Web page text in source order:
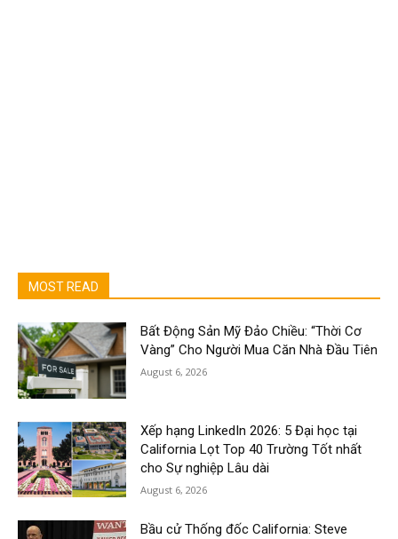
MOST READ
Bất Động Sản Mỹ Đảo Chiều: “Thời Cơ
Vàng” Cho Người Mua Căn Nhà Đầu Tiên
August 6, 2026
Xếp hạng LinkedIn 2026: 5 Đại học tại
California Lọt Top 40 Trường Tốt nhất
cho Sự nghiệp Lâu dài
August 6, 2026
Bầu cử Thống đốc California: Steve